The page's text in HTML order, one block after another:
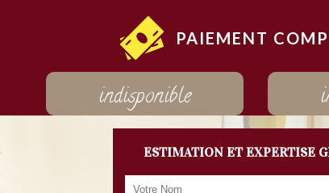
PAIEMENT
indisponible
ESTIMATION ET EXPERTISE